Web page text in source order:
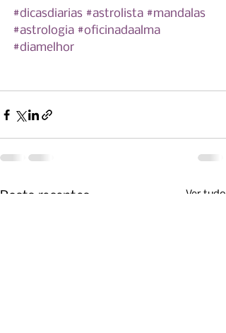
#dicasdiarias #astrolista #mandalas
#astrologia #oficinadaalma
#diamelhor
Posts recentes Ver tudo